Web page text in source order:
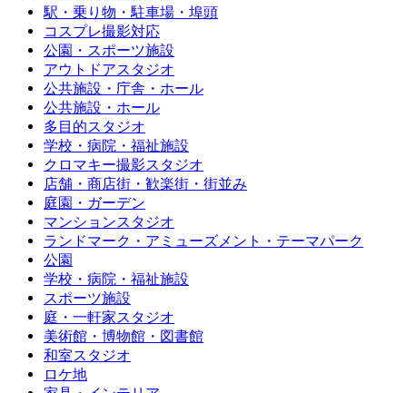
駅・乗り物・駐車場・埠頭
コスプレ撮影対応
公園・スポーツ施設
アウトドアスタジオ
公共施設・庁舎・ホール
公共施設・ホール
多目的スタジオ
学校・病院・福祉施設
クロマキー撮影スタジオ
店舗・商店街・歓楽街・街並み
庭園・ガーデン
マンションスタジオ
ランドマーク・アミューズメント・テーマパーク
公園
学校・病院・福祉施設
スポーツ施設
庭・一軒家スタジオ
美術館・博物館・図書館
和室スタジオ
ロケ地